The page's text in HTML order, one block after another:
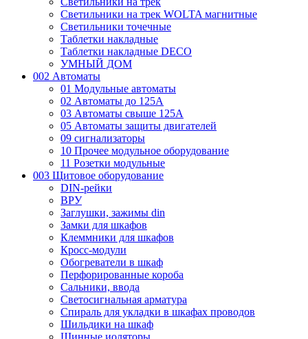
Светильники на трек WOLTA магнитные
Светильники точечные
Таблетки накладные
Таблетки накладные DECO
УМНЫЙ ДОМ
002 Автоматы
01 Модульные автоматы
02 Автоматы до 125А
03 Автоматы свыше 125А
05 Автоматы защиты двигателей
09 сигнализаторы
10 Прочее модульное оборудование
11 Розетки модульные
003 Щитовое оборудование
DIN-рейки
ВРУ
Заглушки, зажимы din
Замки для шкафов
Клеммники для шкафов
Кросс-модули
Обогреватели в шкаф
Перфорированные короба
Сальники, ввода
Светосигнальная арматура
Спираль для укладки в шкафах проводов
Шильдики на шкаф
Шинные иоляторы